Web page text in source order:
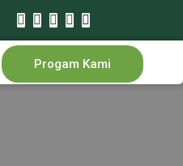
Progam Kami